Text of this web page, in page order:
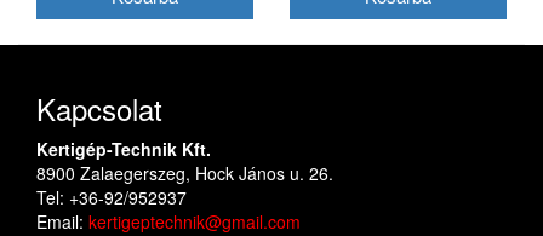
Kapcsolat
Kertigép-Technik Kft.
8900 Zalaegerszeg, Hock János u. 26.
Tel: +36-92/952937
Email: kertigeptechnik@gmail.com